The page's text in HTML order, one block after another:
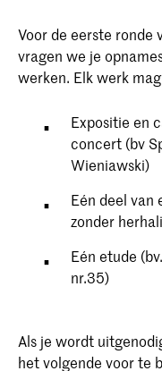
Voor de eerste ronde
vragen we je
werken. Elk werk
Expositie en
concert (bv
Wieniawski)
Eén deel van
zonder
Eén etude
nr.35)
Als je wordt
het volgende voor te